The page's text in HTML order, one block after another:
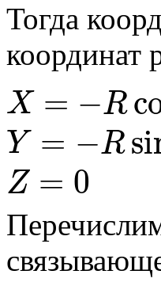
Тогда
координат
X = −R
Y = −R
Z = 0
X=−R cosΩt =−R sin ΩtZ=0